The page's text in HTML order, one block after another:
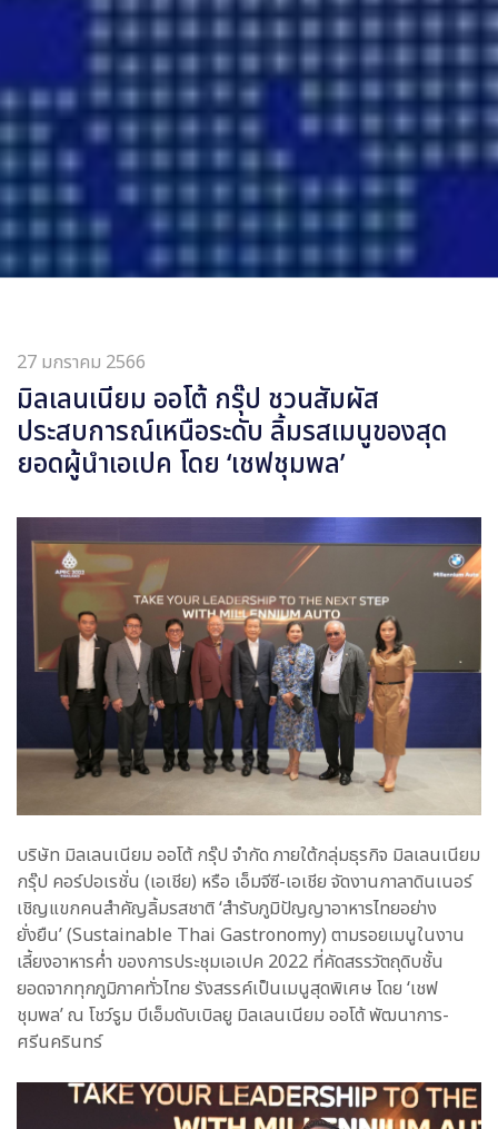
27 มกราคม 2566
มิลเลนเนียม ออโต้ กรุ๊ป ชวนสัมผัส
ประสบการณ์เหนือระดับ ลิ้มรสเมนูของสุด
ยอดผู้นำเอเปค โดย ‘เชฟชุมพล’
บริษัท มิลเลนเนียม ออโต้ กรุ๊ป จำกัด ภายใต้กลุ่มธุรกิจ มิลเลนเนียม
กรุ๊ป คอร์ปอเรชั่น (เอเชีย) หรือ เอ็มจีซี-เอเชีย จัดงานกาลาดินเนอร์
เชิญแขกคนสำคัญลิ้มรสชาติ ‘สำรับภูมิปัญญาอาหารไทยอย่าง
ยั่งยืน’ (Sustainable Thai Gastronomy) ตามรอยเมนูในงาน
เลี้ยงอาหารค่ำ ของการประชุมเอเปค 2022 ที่คัดสรรวัตถุดิบชั้น
ยอดจากทุกภูมิภาคทั่วไทย รังสรรค์เป็นเมนูสุดพิเศษ โดย ‘เชฟ
ชุมพล’ ณ โชว์รูม บีเอ็มดับเบิลยู มิลเลนเนียม ออโต้ พัฒนาการ-
ศรีนครินทร์